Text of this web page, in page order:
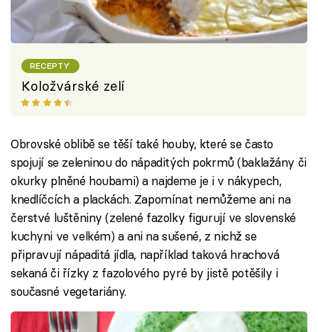
RECEPTY
Koložvárské zelí
Obrovské oblibě se těší také houby, které se často
spojují se zeleninou do nápaditých pokrmů (baklažány či
okurky plněné houbami) a najdeme je i v nákypech,
knedlíčcích a plackách. Zapomínat nemůžeme ani na
čerstvé luštěniny (zelené fazolky figurují ve slovenské
kuchyni ve velkém) a ani na sušené, z nichž se
připravují nápaditá jídla, například taková hrachová
sekaná či řízky z fazolového pyré by jistě potěšily i
současné vegetariány.